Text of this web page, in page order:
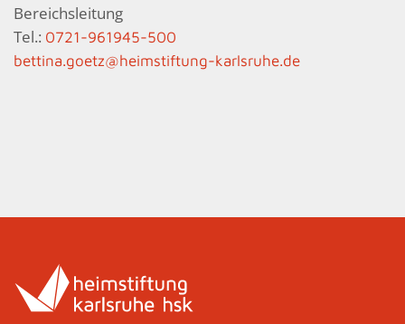
Bereichsleitung
Tel.: 0721-961945-500
bettina.goetz@heimstiftung-karlsruhe.de